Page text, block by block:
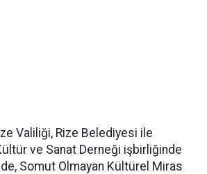
Valiliği, Rize Belediyesi ile
ve Sanat Derneği işbirliğinde
Somut Olmayan Kültürel Miras